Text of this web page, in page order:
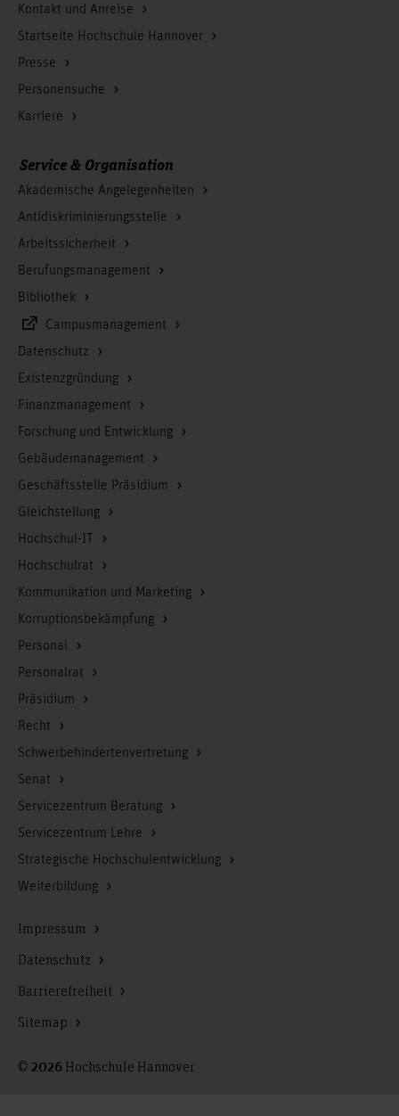
Kontakt und Anreise
Startseite Hochschule Hannover
Presse
Personensuche
Karriere
Service & Organisation
Akademische Angelegenheiten
Antidiskriminierungsstelle
Arbeitssicherheit
Berufungsmanagement
Bibliothek
Campusmanagement
Datenschutz
Existenzgründung
Finanzmanagement
Forschung und Entwicklung
Gebäudemanagement
Geschäftsstelle Präsidium
Gleichstellung
Hochschul-IT
Hochschulrat
Kommunikation und Marketing
Korruptionsbekämpfung
Personal
Personalrat
Präsidium
Recht
Schwerbehindertenvertretung
Senat
Servicezentrum Beratung
Servicezentrum Lehre
Strategische Hochschulentwicklung
Weiterbildung
© 2026 Hochschule Hannover
Impressum
Datenschutz
Barrierefreiheit
Sitemap